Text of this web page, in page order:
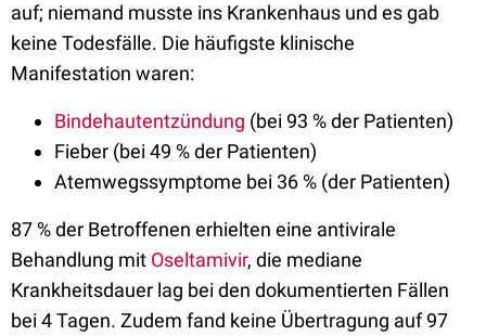
auf; niemand musste ins Krankenhaus und es gab
keine Todesfälle. Die häufigste klinische
Manifestation waren:
Bindehautentzündung (bei 93 % der Patienten)
Fieber (bei 49 % der Patienten)
Atemwegssymptome bei 36 % (der Patienten)
87 % der Betroffenen erhielten eine antivirale
Behandlung mit Oseltamivir, die mediane
Krankheitsdauer lag bei den dokumentierten Fällen
bei 4 Tagen. Zudem fand keine Übertragung auf 97